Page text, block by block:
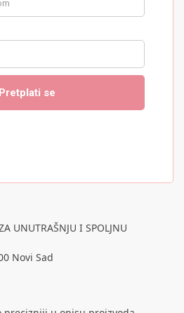
UNUTRAŠNJU I SPOLJNU
Novi Sad